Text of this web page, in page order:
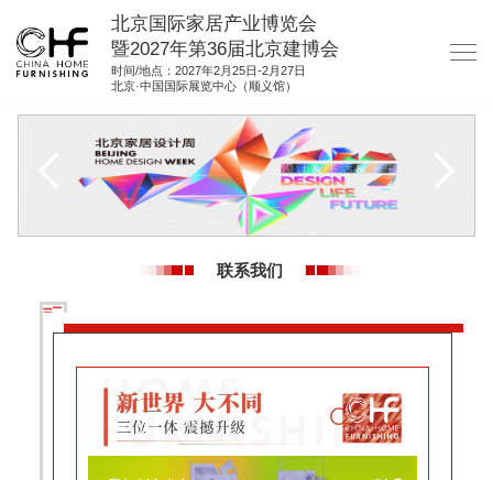
北京国际家居产业博览会
暨2027年第36届北京建博会
时间/地点：2027年2月25日-2月27日
北京·中国国际展览中心（顺义馆）
资料下载
集团展会
联系我们